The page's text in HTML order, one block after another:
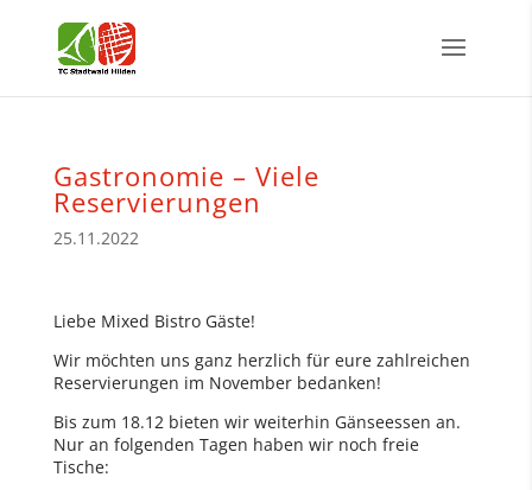
Gastronomie – Viele
Reservierungen
25.11.2022
Liebe Mixed Bistro Gäste!
Wir möchten uns ganz herzlich für eure zahlreichen
Reservierungen im November bedanken!
Bis zum 18.12 bieten wir weiterhin Gänseessen an.
Nur an folgenden Tagen haben wir noch freie
Tische: